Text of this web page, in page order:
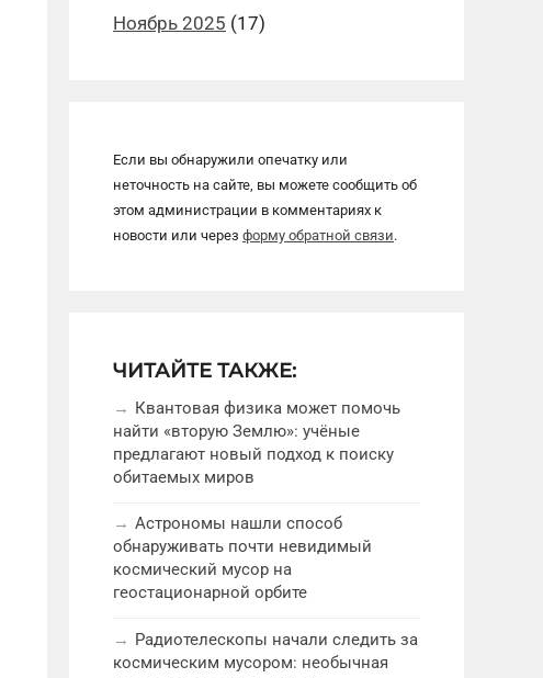
Ноябрь 2025 (17)
Если вы обнаружили опечатку или
неточность на сайте, вы можете сообщить об
этом администрации в комментариях к
новости или через форму обратной связи.
ЧИТАЙТЕ ТАКЖЕ:
Квантовая физика может помочь
найти «вторую Землю»: учёные
предлагают новый подход к поиску
обитаемых миров
Астрономы нашли способ
обнаруживать почти невидимый
космический мусор на
геостационарной орбите
Радиотелескопы начали следить за
космическим мусором: необычная